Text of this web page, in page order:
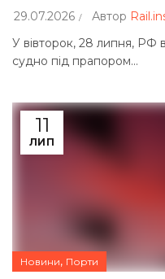
29.07.2026 Автор
У вівторок, 28 липня, РФ
судно під прапором...
11
ЛИП
Новини, Порти